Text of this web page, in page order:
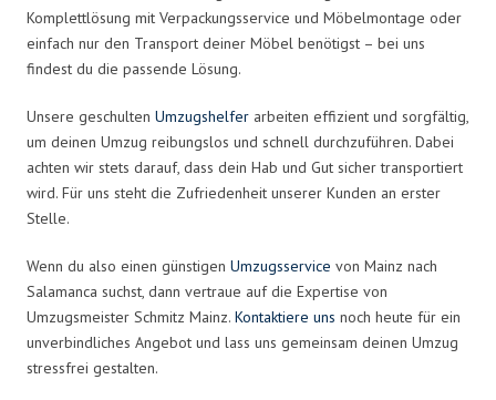
Komplettlösung mit Verpackungsservice und Möbelmontage oder
einfach nur den Transport deiner Möbel benötigst – bei uns
findest du die passende Lösung.
Unsere geschulten Umzugshelfer arbeiten effizient und sorgfältig,
um deinen Umzug reibungslos und schnell durchzuführen. Dabei
achten wir stets darauf, dass dein Hab und Gut sicher transportiert
wird. Für uns steht die Zufriedenheit unserer Kunden an erster
Stelle.
Wenn du also einen günstigen Umzugsservice von Mainz nach
Salamanca suchst, dann vertraue auf die Expertise von
Umzugsmeister Schmitz Mainz. Kontaktiere uns noch heute für ein
unverbindliches Angebot und lass uns gemeinsam deinen Umzug
stressfrei gestalten.